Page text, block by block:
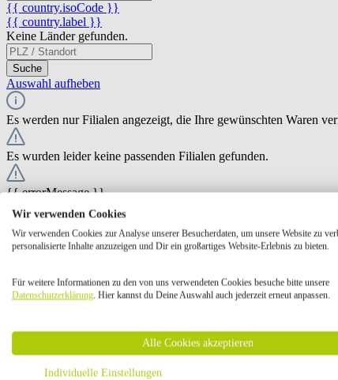
{{ country.isoCode }}
{{ country.label }}
Keine Länder gefunden.
Suche
Auswahl aufheben
Es werden nur Filialen angezeigt, die Ihre gewünschten Waren
Es wurden leider keine passenden Filialen gefunden.
{{ errorMessage }}
{{
{{ store.label }}
Ausgewählt Auswählen Öffnungszeiten
Öffnungszeiten:
Seite {{ pagination.page }} von {{ pagination.pageCount }}
Wir verwenden Cookies
Wir verwenden Cookies zur Analyse unserer Besucherdaten, um unsere Website zu
personalisierte Inhalte anzuzeigen und Dir ein großartiges Website-Erlebnis zu bieten.
Für weitere Informationen zu den von uns verwendeten Cookies besuche bitte unsere
Datenschutzerklärung. Hier kannst du Deine Auswahl auch jederzeit erneut anpassen.
Alle Cookies akzeptieren
Individuelle Einstellungen